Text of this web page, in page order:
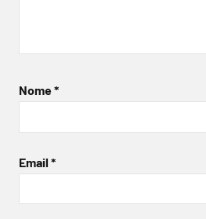
Nome*
Email *